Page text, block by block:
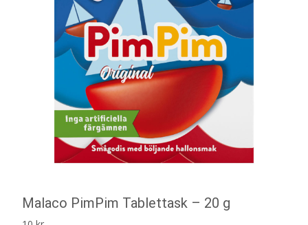
Malaco PimPim Tablettask – 20 g